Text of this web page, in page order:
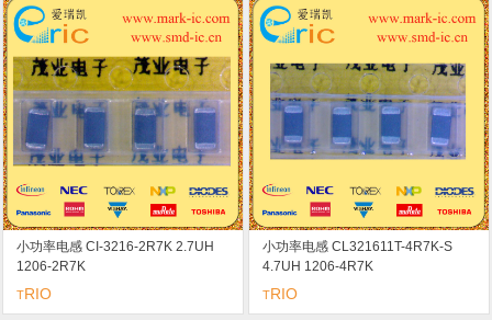
小功率电感 CI-3216-2R7K 2.7UH
1206-2R7K
TRIO
小功率电感 CL321611T-4R7K-S
4.7UH 1206-4R7K
TRIO